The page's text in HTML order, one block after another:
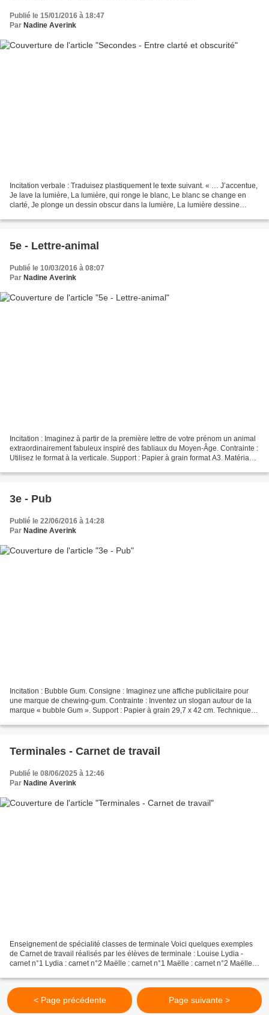
Publié le 15/01/2016 à 18:47
Par Nadine Averink
Incitation verbale : Traduisez plastiquement le texte suivant. « … J’accentue,
Je lave la lumière, La lumière, qui ronge le blanc, Le blanc se change en
clarté, Je plonge un dessin obscur dans la lumière, La lumière dessine
5e - Lettre-animal
Publié le 10/03/2016 à 08:07
Par Nadine Averink
Incitation : Imaginez à partir de la première lettre de votre prénom un animal
extraordinairement fabuleux inspiré des fabliaux du Moyen-Âge. Contrainte :
Utilisez le format à la verticale. Support : Papier à grain format A3. Matériau :
3e - Pub
Publié le 22/06/2016 à 14:28
Par Nadine Averink
Incitation : Bubble Gum. Consigne : Imaginez une affiche publicitaire pour
une marque de chewing-gum. Contrainte : Inventez un slogan autour de la
marque « bubble Gum ». Support : Papier à grain 29,7 x 42 cm. Technique
Terminales - Carnet de travail
Publié le 08/06/2025 à 12:46
Par Nadine Averink
Enseignement de spécialité classes de terminale Voici quelques exemples
de Carnet de travail réalisés par les élèves de terminale : Louise Lydia -
carnet n°1 Lydia : carnet n°2 Maëlle : carnet n°1 Maëlle : carnet n°2 Maëlle :
< Page précédente Page suivante >